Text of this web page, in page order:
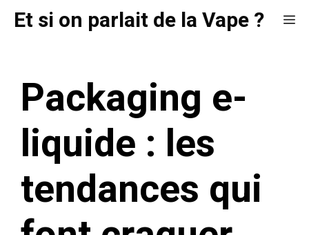
AllerEt si on parlait de la Vape ?
Packaging e-
liquide : les
tendances qui